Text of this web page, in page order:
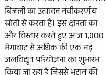
बिजली का उत्पादन नवीकरणीय
स्रोतों से करता है। इस क्षमता का
और विस्तार करते हुए आज 1,000
मेगावाट से अधिक की एक नई
जलविद्युत परियोजना का शुभारंभ